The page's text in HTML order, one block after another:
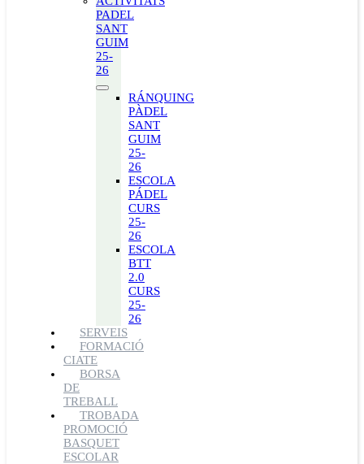
PADEL
SANT
GUIM
25-
26
RÁNQUING
PÀDEL
SANT
GUIM
25-
26
ESCOLA
PÁDEL
CURS
25-
26
ESCOLA
BTT
2.0
CURS
25-
26
SERVEIS
FORMACIÓ
CIATE
BORSA
DE
TREBALL
TROBADA
PROMOCIÓ
BASQUET
ESCOLAR